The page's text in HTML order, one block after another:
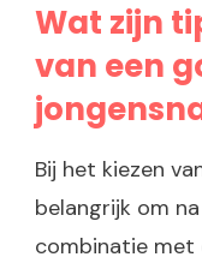
Wat zijn
van een
Bij het kiezen
belangrijk om
combinatie met